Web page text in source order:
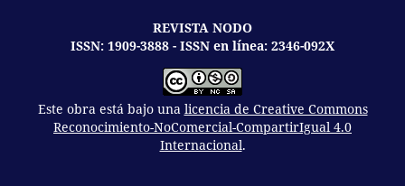
REVISTA NODO
ISSN: 1909-3888 - ISSN en línea: 2346-092X
Este obra está bajo una licencia de Creative Commons
Reconocimiento-NoComercial-CompartirIgual 4.0
Internacional.